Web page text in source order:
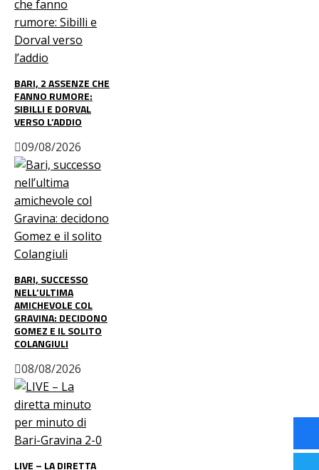
BARI, 2 ASSENZE CHE
FANNO RUMORE:
SIBILLI E DORVAL
VERSO L’ADDIO
09/08/2026
BARI, SUCCESSO
NELL’ULTIMA
AMICHEVOLE COL
GRAVINA: DECIDONO
GOMEZ E IL SOLITO
COLANGIULI
08/08/2026
LIVE – LA DIRETTA